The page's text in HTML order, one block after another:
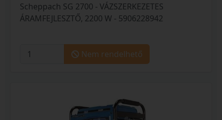
Scheppach SG 2700 - VÁZSZERKEZETES
ÁRAMFEJLESZTŐ, 2200 W - 5906228942
Nem rendelhető